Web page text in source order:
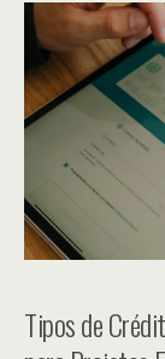
Tipos de